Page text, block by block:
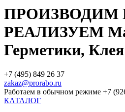
ПРОИЗВОДИМ
РЕАЛИЗУЕМ
Герметики, Клея
+7 (495) 849 26 37
zakaz@prorabo.ru
Работаем в обычном режиме +7
КАТАЛОГ